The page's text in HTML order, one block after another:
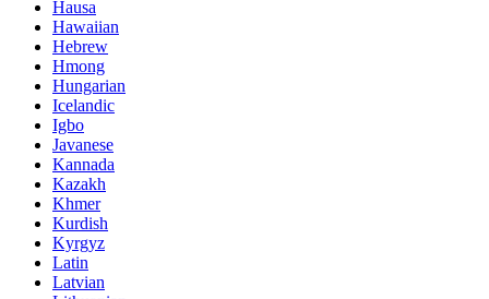
Hausa
Hawaiian
Hebrew
Hmong
Hungarian
Icelandic
Igbo
Javanese
Kannada
Kazakh
Khmer
Kurdish
Kyrgyz
Latin
Latvian